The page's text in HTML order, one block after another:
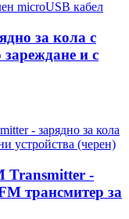
за кола с
зареждане и с
Transmitter -
трансмитер за